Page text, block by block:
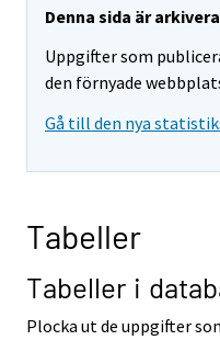
Denna sida är
Uppgifter som
den förnyade
Gå till den nya
Tabeller
Tabeller i
Plocka ut de uppgifter